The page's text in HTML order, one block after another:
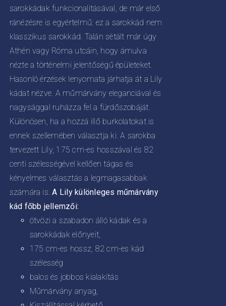
sarokkádak funkcionalitásával, de már első
ránézésre is egyértelmű: ez a sarokkád nem
klasszikus sarokkád. Talán sétált már úgy
Athén vagy Róma utcáin, hogy ámulva
nézte a történelmi jelentőségű épületeket.
Hasonló érzések lenyomata járhatja át a Lily
kádat nézve. A műmárvány eleganciával és
nagysággal ruházza fel a fürdőszobáját.
Különösen, ha a hozzá illő burkolatokat is
ennek szellemében választja ki. A sarokba
tervezett Lily, 175 cm-es hosszával és 82
centi szélességével kellően tágas és
kényelmes választás a legmagasabbak
számára is.A Lily különleges műmárvány
kád főbb jellemzői:
ötvözi a szabadon álló kádak és a
sarokkádak előnyeit,
175 cm-es hossz, 82 cm-es kád
szélesség
balos és jobbos kialakítás
Műmárvány anyag,